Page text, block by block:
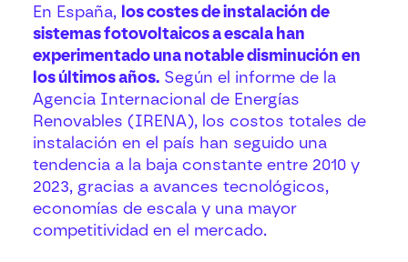
En España, los costes de instalación de
sistemas fotovoltaicos a escala han
experimentado una notable disminución en
los últimos años. Según el informe de la
Agencia Internacional de Energías
Renovables (IRENA), los costos totales de
instalación en el país han seguido una
tendencia a la baja constante entre 2010 y
2023, gracias a avances tecnológicos,
economías de escala y una mayor
competitividad en el mercado.